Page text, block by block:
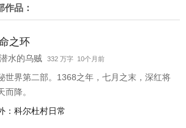
品：
之环
水的乌贼 332 万字 10个月前
世界第二部。1368之年，七月之末，深红将
而降。
：科尔杜村日常